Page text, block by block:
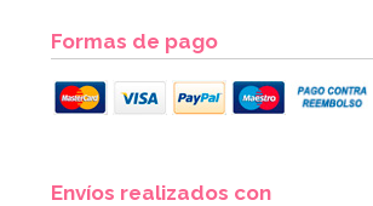
Formas de pago
Envíos realizados con